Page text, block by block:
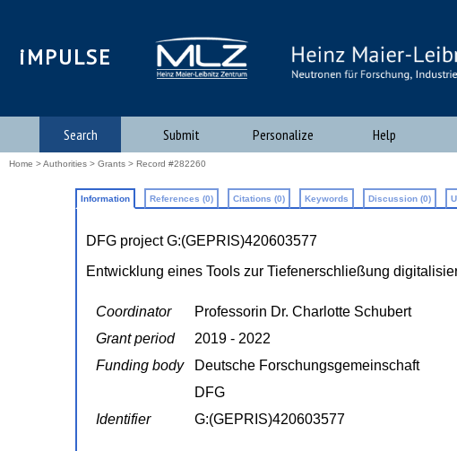
iMPULSE
Search Submit Personalize Help
Home >Authorities > Grants > Record #282260
Information References (0) Citations (0) Keywords Discussion (0)
DFG project G:(GEPRIS)420603577
Entwicklung eines Tools zur Tiefenerschließung
Coordinator
Professorin Dr. Charlotte Schubert
Grant period
2019 - 2022
Funding body
Deutsche Forschungsgemeinschaft
DFG
Identifier
G:(GEPRIS)420603577